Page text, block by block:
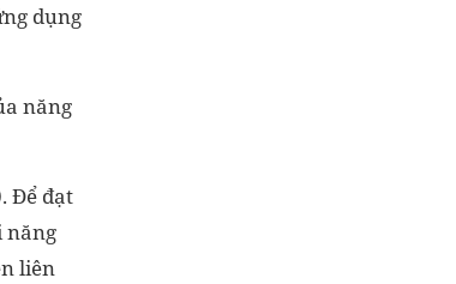
dụng
năng
Để đạt
năng
liên